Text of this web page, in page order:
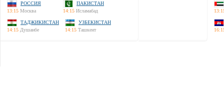
РОССИЯ
13:15 Москва
ПАКИСТАН
14:15 Исламабад
ТАДЖИКИСТАН
14:15 Душанбе
УЗБЕКИСТАН
14:15 Ташкент